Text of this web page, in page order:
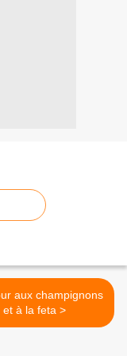
aux champignons
et à la feta >